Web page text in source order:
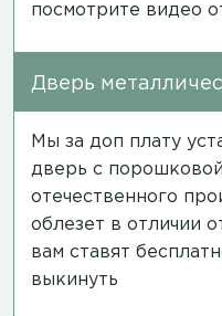
посмотрите видео
Дверь
Мы за доп плату
дверь с
отечественного
облезет в отличии
вам ставят
выкинуть